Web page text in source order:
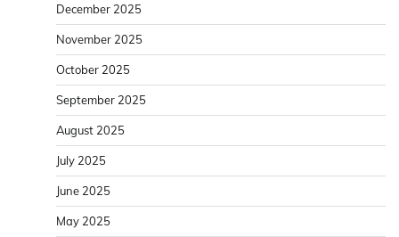
December 2025
November 2025
October 2025
September 2025
August 2025
July 2025
June 2025
May 2025